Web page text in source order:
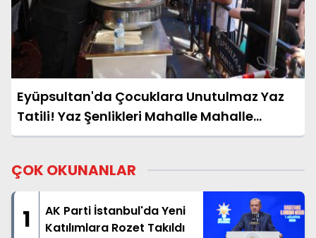
Eyüpsultan'da Çocuklara Unutulmaz Yaz
Tatili! Yaz Şenlikleri Mahalle Mahalle
Başladı
ÇOK OKUNANLAR
1
AK Parti İstanbul'da Yeni
Katılımlara Rozet Takıldı